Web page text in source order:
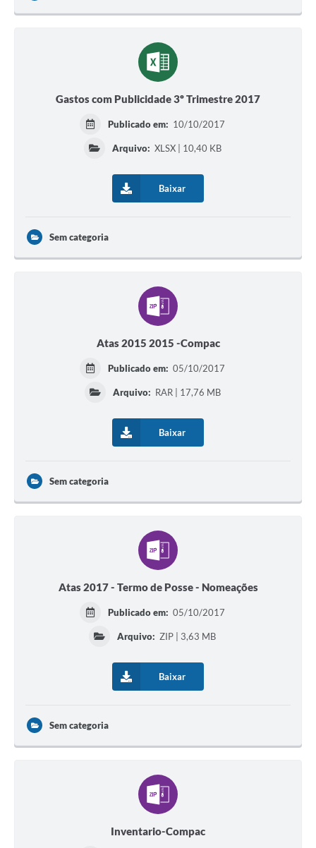
Gastos com Publicidade 3º Trimestre 2017
Publicado em: 10/10/2017
Arquivo: XLSX | 10,40 KB
Baixar
Sem categoria
Atas 2015 2015 -Compac
Publicado em: 05/10/2017
Arquivo: RAR | 17,76 MB
Baixar
Sem categoria
Atas 2017 - Termo de Posse - Nomeações
Publicado em: 05/10/2017
Arquivo: ZIP | 3,63 MB
Baixar
Sem categoria
Inventario-Compac